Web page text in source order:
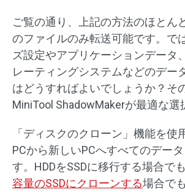
ご覧の通り、上記の方法のほとん
のファイルのみ転送可能です。で
ズ設定やアプリケーションデータ
レーティングシステムなどのデー
はどうすればよいでしょうか？そ
MiniTool ShadowMakerが最適な選
「ディスクのクローン」機能を使
PCから新しいPCへすべてのデー
す。HDDをSSDに移行する場合でも
容量のSSDにクローンする場合で